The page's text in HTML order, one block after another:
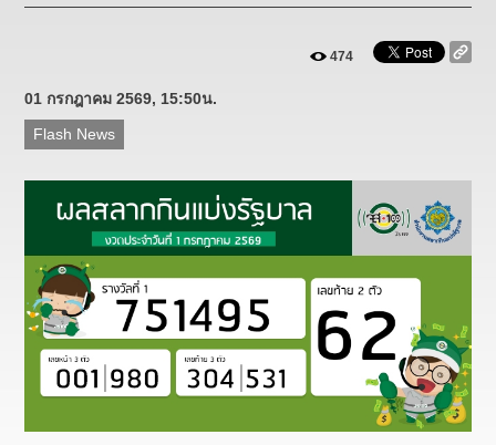
474
01 กรกฎาคม 2569, 15:50น.
Flash News